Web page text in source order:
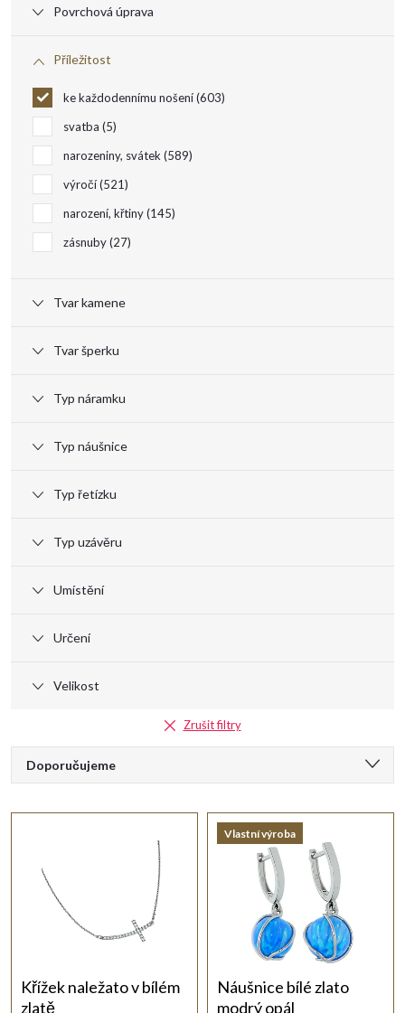
Povrchová úprava
Příležitost
ke každodennímu nošení 603
svatba 5
narozeniny, svátek 589
výročí 521
narození, křtiny 145
zásnuby 27
Tvar kamene
Tvar šperku
Typ náramku
Typ náušnice
Typ řetízku
Typ uzávěru
Umístění
Určení
Velikost
Zrušit filtry
Ř
a
Doporučujeme
Nejprodávanější
Abecedně
Křížek naležato v bílém
zlatě
Vlastní výroba
Náušnice bílé zlato
modrý opál